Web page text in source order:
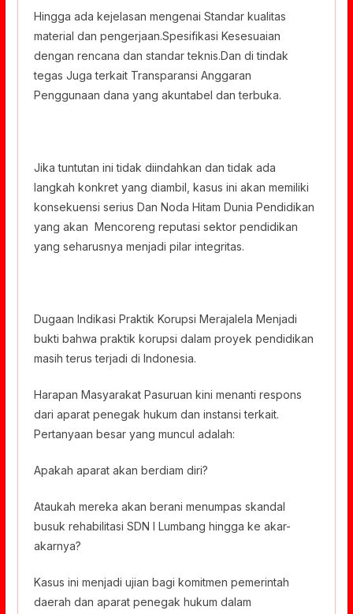
Hingga ada kejelasan mengenai Standar kualitas
material dan pengerjaan.Spesifikasi Kesesuaian
dengan rencana dan standar teknis.Dan di tindak
tegas Juga terkait Transparansi Anggaran
Penggunaan dana yang akuntabel dan terbuka.
Jika tuntutan ini tidak diindahkan dan tidak ada
langkah konkret yang diambil, kasus ini akan memiliki
konsekuensi serius Dan Noda Hitam Dunia Pendidikan
yang akan Mencoreng reputasi sektor pendidikan
yang seharusnya menjadi pilar integritas.
Dugaan Indikasi Praktik Korupsi Merajalela Menjadi
bukti bahwa praktik korupsi dalam proyek pendidikan
masih terus terjadi di Indonesia.
Harapan Masyarakat Pasuruan kini menanti respons
dari aparat penegak hukum dan instansi terkait.
Pertanyaan besar yang muncul adalah:
Apakah aparat akan berdiam diri?
Ataukah mereka akan berani menumpas skandal
busuk rehabilitasi SDN I Lumbang hingga ke akar-
akarnya?
Kasus ini menjadi ujian bagi komitmen pemerintah
daerah dan aparat penegak hukum dalam